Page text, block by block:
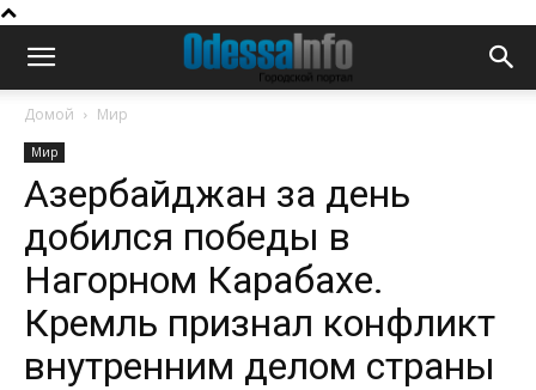
Домой Мир
Мир
Азербайджан за день
добился победы в
Нагорном Карабахе.
Кремль признал конфликт
внутренним делом страны